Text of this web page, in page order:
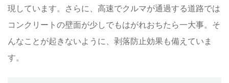
現しています。さらに、高速でクルマが通過する道路では
コンクリートの壁面が少しでもはがれおちたら一大事。そ
んなことが起きないように、剥落防止効果も備えていま
す。